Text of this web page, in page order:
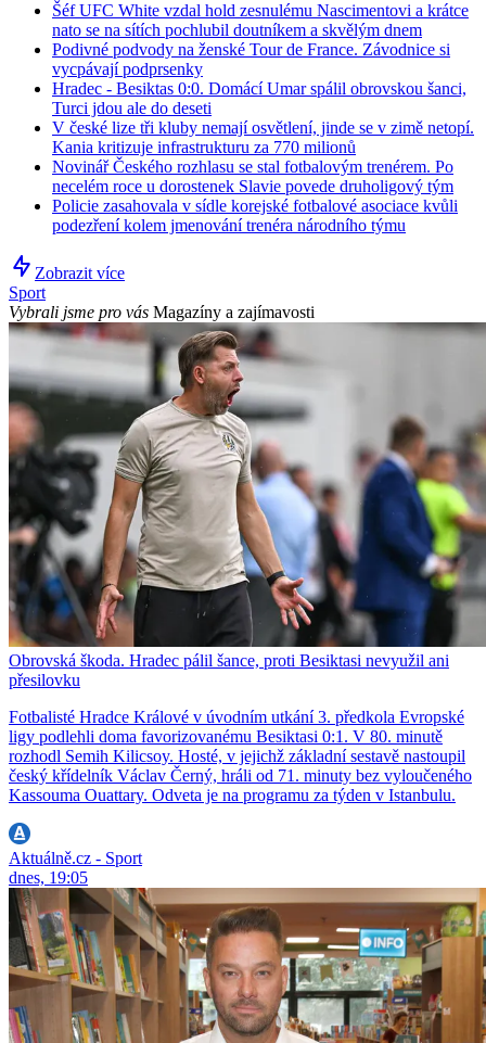
Šéf UFC White vzdal hold zesnulému Nascimentovi a krátce
nato se na sítích pochlubil doutníkem a skvělým dnem
Podivné podvody na ženské Tour de France. Závodnice si
vycpávají podprsenky
Hradec - Besiktas 0:0. Domácí Umar spálil obrovskou šanci,
Turci jdou ale do deseti
V české lize tři kluby nemají osvětlení, jinde se v zimě netopí.
Kania kritizuje infrastrukturu za 770 milionů
Novinář Českého rozhlasu se stal fotbalovým trenérem. Po
necelém roce u dorostenek Slavie povede druholigový tým
Policie zasahovala v sídle korejské fotbalové asociace kvůli
podezření kolem jmenování trenéra národního týmu
Zobrazit více
Sport
Vybrali jsme pro vás Magazíny a zajímavosti
Obrovská škoda. Hradec pálil šance, proti Besiktasi nevyužil ani
přesilovku
Fotbalisté Hradce Králové v úvodním utkání 3. předkola Evropské
ligy podlehli doma favorizovanému Besiktasi 0:1. V 80. minutě
rozhodl Semih Kilicsoy. Hosté, v jejichž základní sestavě nastoupil
český křídelník Václav Černý, hráli od 71. minuty bez vyloučeného
Kassouma Ouattary. Odveta je na programu za týden v Istanbulu.
Aktuálně.cz - Sport
dnes, 19:05